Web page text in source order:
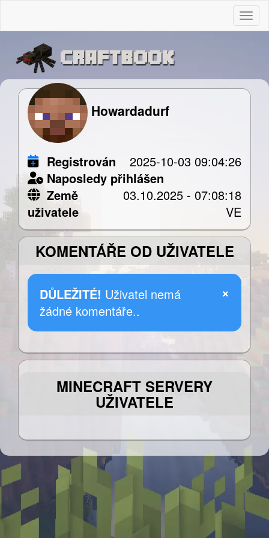
Howardadurf
Registrován
2025-10-03 09:04:26
Naposledy přihlášen
03.10.2025 - 07:08:18
Země
uživatele
VE
KOMENTÁŘE OD UŽIVATELE
×
DŮLEŽITÉ! Uživatel nemá
žádné komentáře..
MINECRAFT SERVERY
UŽIVATELE